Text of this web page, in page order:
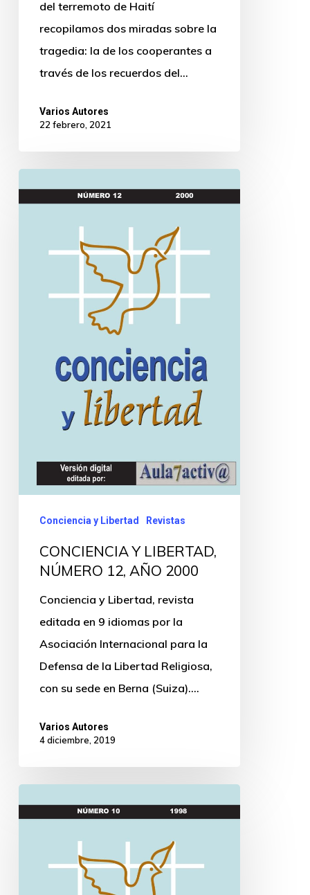
del terremoto de Haití
recopilamos dos miradas sobre la
tragedia: la de los cooperantes a
través de los recuerdos del…
Varios Autores
22 febrero, 2021
Conciencia y Libertad Revistas
CONCIENCIA Y LIBERTAD,
NÚMERO 12, AÑO 2000
Conciencia y Libertad, revista
editada en 9 idiomas por la
Asociación Internacional para la
Defensa de la Libertad Religiosa,
con su sede en Berna (Suiza).…
Varios Autores
4 diciembre, 2019